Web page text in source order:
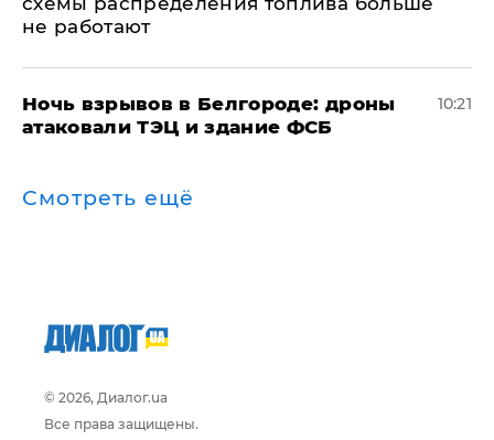
не работают
​Ночь взрывов в Белгороде: дроны
атаковали ТЭЦ и здание ФСБ
10:21
Смотреть ещё
© 2026, Диалог.ua
Все права защищены.